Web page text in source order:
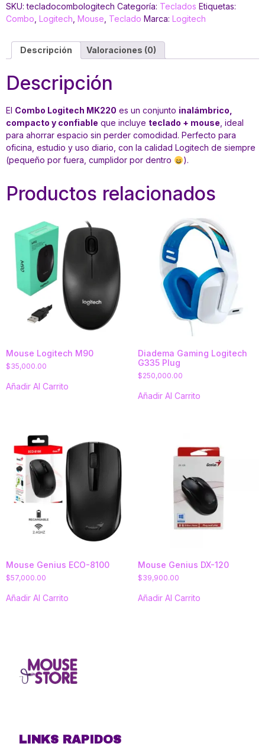
SKU:tecladocombologitech Categoría: Teclados Etiquetas:
Combo Logitech Mouse Teclado Marca: Logitech
Descripción Valoraciones (0)
Descripción
El Combo Logitech MK220 es un conjunto inalámbrico,
compacto y confiable que incluye teclado + mouse , ideal
para ahorrar espacio sin perder comodidad. Perfecto para
oficina, estudio y uso diario, con la calidad Logitech de siempre
(pequeño por fuera, cumplidor por dentro
).
Productos relacionados
Mouse Logitech M90
$35,000.00
Añadir Al Carrito
Diadema Gaming Logitech
G335 Plug
$250,000.00
Añadir Al Carrito
Mouse Genius ECO-8100
$57,000.00
Añadir Al Carrito
Mouse Genius DX-120
$39,900.00
Añadir Al Carrito
LINKS RAPIDOS